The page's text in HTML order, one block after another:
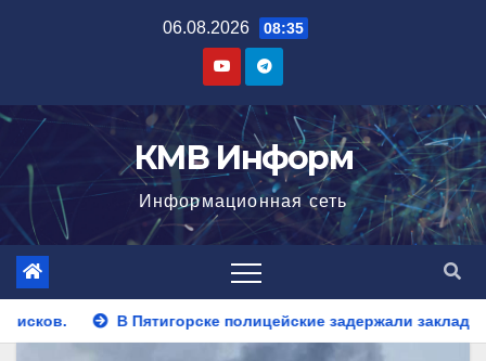
06.08.2026 08:35
КМВ Информ
Информационная сеть
задержали закладчика, пытавшегося сбыть